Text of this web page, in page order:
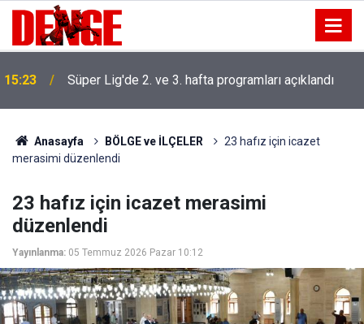
15:23 Süper Lig'de 2. ve 3. hafta programları açıklandı
Anasayfa BÖLGE ve İLÇELER
23 hafız için icazet
merasimi düzenlendi
23 hafız için icazet merasimi
düzenlendi
Yayınlanma: 05 Temmuz 2026 Pazar 10:12